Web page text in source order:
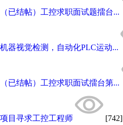
（已结帖）工控求职面试题擂台...
机器视觉检测，自动化PLC运动...
（已结帖）工控求职面试擂台第...
项目寻求工控工程师 [742]